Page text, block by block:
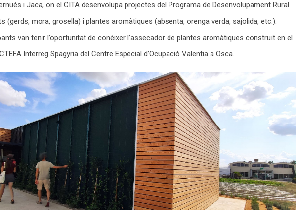
i Jaca, on el CITA desenvolupa projectes del Programa de Desenvolupament Rural
(gerds, mora, grosella) i plantes aromàtiques (absenta, orenga verda, sajolida, etc.).
van tenir l’oportunitat de conèixer l’assecador de plantes aromàtiques construït en el
Interreg Spagyria del Centre Especial d’Ocupació Valentia a Osca.